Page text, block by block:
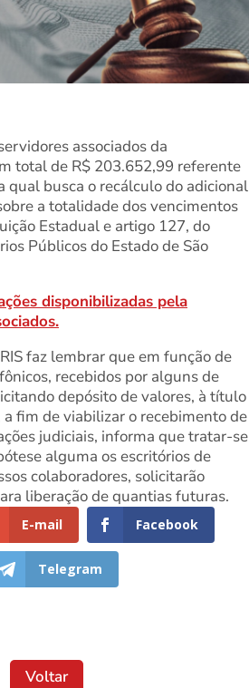
associados da
total de R$ 203.652,99 referente
qual busca o recálculo do adicional
a totalidade dos vencimentos
Estadual e artigo 127, do
Públicos do Estado de São
disponibilizadas pela
faz lembrar que em função de
recebidos por alguns de
depósito de valores, à título
a fim de viabilizar o recebimento de
judiciais, informa que tratar-se
alguma os escritórios de
colaboradores, solicitarão
liberação de quantias futuras.
E-mail Facebook
Telegram
Voltar